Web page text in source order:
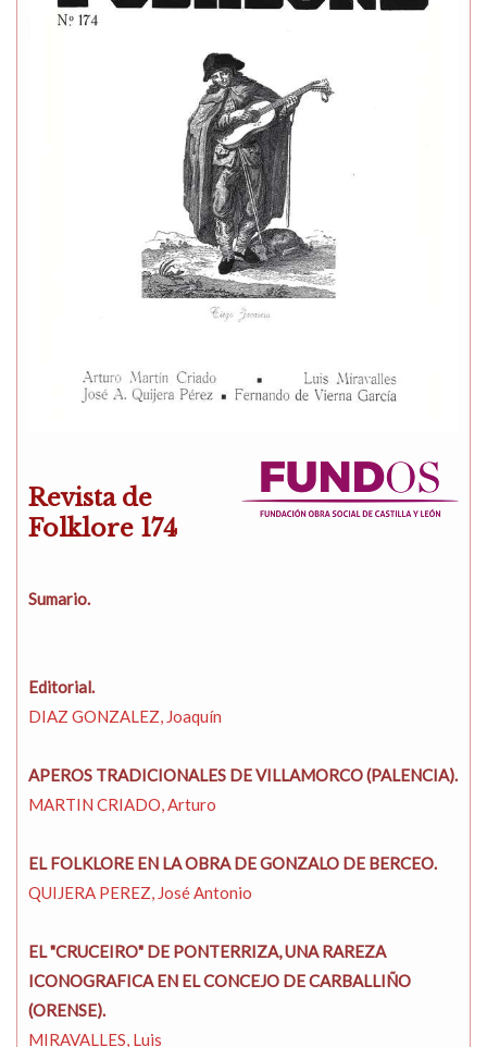
Revista de
Folklore 174
Sumario.
Editorial.
DIAZ GONZALEZ, Joaquín
APEROS TRADICIONALES DE VILLAMORCO (PALENCIA).
MARTIN CRIADO, Arturo
EL FOLKLORE EN LA OBRA DE GONZALO DE BERCEO.
QUIJERA PEREZ, José Antonio
EL "CRUCEIRO" DE PONTERRIZA, UNA RAREZA
ICONOGRAFICA EN EL CONCEJO DE CARBALLIÑO
(ORENSE).
MIRAVALLES, Luis